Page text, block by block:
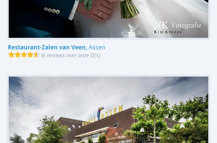
Restaurant-Zalen van Veen,Assen
(6 reviews over onze DJ's)